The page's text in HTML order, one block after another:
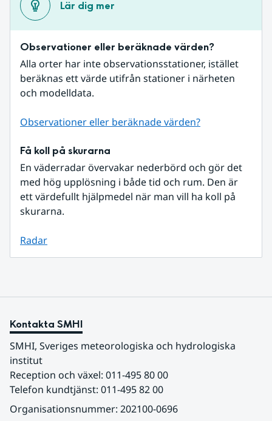
Lär dig mer
Observationer eller beräknade värden?
Alla orter har inte observationsstationer, istället
beräknas ett värde utifrån stationer i närheten
och modelldata.
Observationer eller beräknade värden?
Få koll på skurarna
En väderradar övervakar nederbörd och gör det
med hög upplösning i både tid och rum. Den är
ett värdefullt hjälpmedel när man vill ha koll på
skurarna.
Radar
Kontakta SMHI
SMHI, Sveriges meteorologiska och hydrologiska
institut
Reception och växel: 011-495 80 00
Telefon kundtjänst: 011-495 82 00
Organisationsnummer: 202100-0696